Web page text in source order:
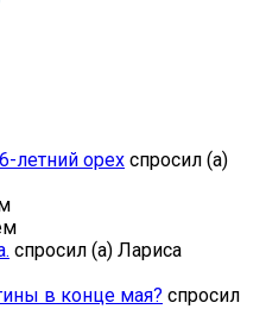
летний орех спросил (а)
спросил (а) Лариса
в конце мая? спросил